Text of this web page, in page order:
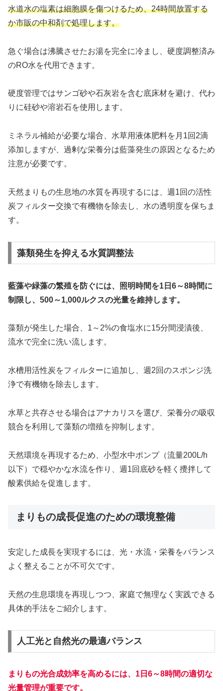
水道水の塩素は細胞膜を傷つけるため、24時間放置する
か市販の中和剤で処理します。
急ぐ場合は沸騰させたお湯を完全に冷まし、硬度調整済み
のRO水を代用できます。
硬度管理ではサンゴ砂や石灰岩を含む底床材を避け、代わ
りに硅砂や溶岩石を使用します。
ミネラル補給が必要な場合、水草用液体肥料を月1回2滴
添加しますが、過剰な栄養分は藍藻発生の原因となるため
注意が必要です。
天然まりもの生息地の水質を再現するには、週1回の活性
炭フィルター交換で有機物を除去し、水の透明度を保ちま
す。
藻類発生を抑える水質調整法
藍藻や緑藻の繁殖を防ぐには、照明時間を1日6～8時間に
制限し、500～1,000ルクスの光量を維持します。
藻類が発生した場合、1～2%の食塩水に15分間浸漬後、
流水で完全に洗い流します。
水槽用活性炭をフィルターに追加し、週2回のスポンジ洗
浄で有機物を除去します。
水草と共存させる場合はアナカリスを選び、栄養分の吸収
競合を利用して藻類の増殖を抑制します。
天然環境を再現するため、小型水中ポンプ（流量200L/h
以下）で穏やかな水流を作り、週1回底砂を軽く攪拌して
酸素供給を促進します。
まりもの成長促進のための環境整備
安定した成長を実現するには、光・水流・栄養をバランス
よく整えることが不可欠です。
天然の生息環境を再現しつつ、家庭で無理なく実践できる
具体的手法をご紹介します。
人工光と自然光の最適バランス
まりもの光合成効率を高めるには、1日6～8時間の適切な
光量管理が重要です。